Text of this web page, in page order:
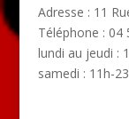
Adresse : 11
Téléphone : 04
lundi au jeudi :
samedi : 11h-